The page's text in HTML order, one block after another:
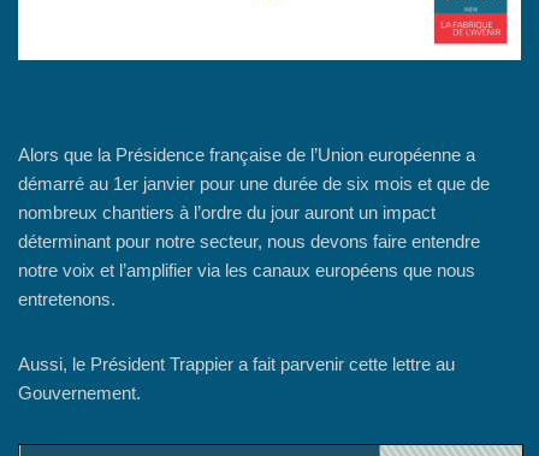
Alors que la Présidence française de l’Union européenne a
démarré au 1er janvier pour une durée de six mois et que de
nombreux chantiers à l’ordre du jour auront un impact
déterminant pour notre secteur, nous devons faire entendre
notre voix et l’amplifier via les canaux européens que nous
entretenons.
Aussi, le Président Trappier a fait parvenir cette lettre au
Gouvernement.